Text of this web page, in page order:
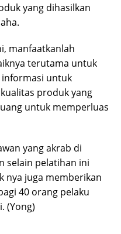
yang dihasilkan
manfaatkanlah
terutama untuk
untuk
produk yang
untuk memperluas
yang akrab di
selain pelatihan ini
nya juga memberikan
40 orang pelaku
(Yong)